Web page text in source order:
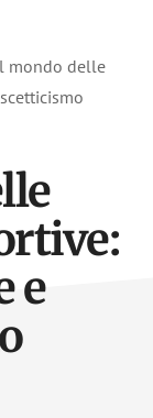
mondo delle
e